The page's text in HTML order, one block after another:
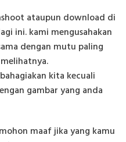
ataupun download di
ini. kami mengusahakan
dengan mutu paling
kita kecuali
gambar yang anda
maaf jika yang kamu